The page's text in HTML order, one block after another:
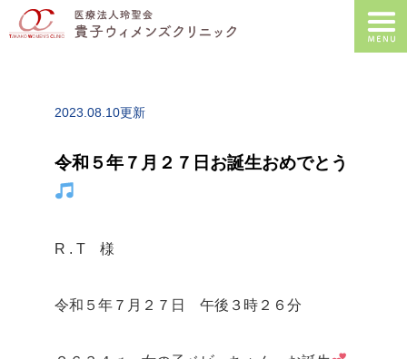
2023.08.10更新
令和５年７月２７日お誕生おめでとう
R . T 様
令和５年７月２７日 午後３時２６分